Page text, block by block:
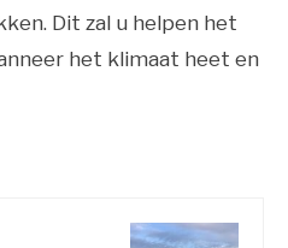
Dit zal u helpen het
het klimaat heet en